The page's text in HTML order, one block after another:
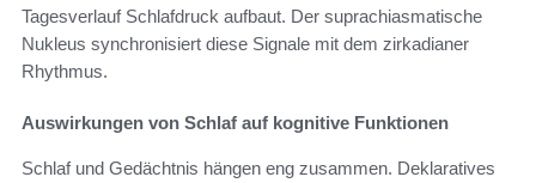
Tagesverlauf Schlafdruck aufbaut. Der suprachiasmatische
Nukleus synchronisiert diese Signale mit dem zirkadianer
Rhythmus.
Auswirkungen von Schlaf auf kognitive Funktionen
Schlaf und Gedächtnis hängen eng zusammen. Deklaratives